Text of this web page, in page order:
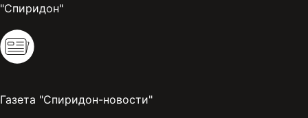
"Спиридон"
Газета "Спиридон-новости"